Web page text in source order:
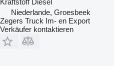
Kraftstoff Diesel
Niederlande, Groesbeek
Zegers Truck Im- en Export
Verkäufer kontaktieren